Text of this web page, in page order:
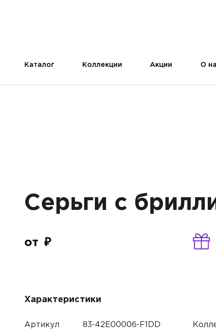
Каталог Коллекции Акции О
Серьги с
от
Характеристики
Артикул 83-42E00006-F1DD